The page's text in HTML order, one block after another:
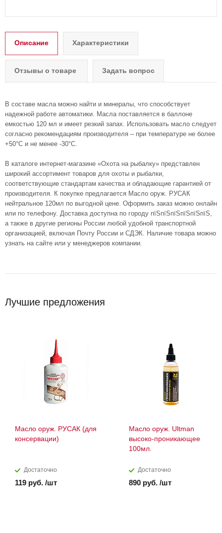
Описание Характеристики
Отзывы о товаре Задать вопрос
В составе масла можно найти и минералы, что способствует
надежной работе автоматики. Масла поставляется в баллоне
емкостью 120 мл и имеет резкий запах. Использовать масло следует
согласно рекомендациям производителя – при температуре не более
+50°С и не менее -30°С.
В каталоге интернет-магазине «Охота на рыбалку» представлен
широкий ассортимент товаров для охоты и рыбалки,
соответствующие стандартам качества и обладающие гарантией от
производителя. К покупке предлагается Масло оруж. РУСАК
нейтральное 120мл по выгодной цене. Оформить заказ можно онлайн
или по телефону. Доставка доступна по городу пїЅпїЅпїЅпїЅпїЅпїЅ,
а также в другие регионы России любой удобной транспортной
организацией, включая Почту России и СДЭК. Наличие товара можно
узнать на сайте или у менеджеров компании.
Лучшие предложения
Масло оруж. РУСАК (для
консервации)
Достаточно
119 руб. /шт
Масло оруж. Ultman
высоко-проникающее
100мл.
Достаточно
890 руб. /шт